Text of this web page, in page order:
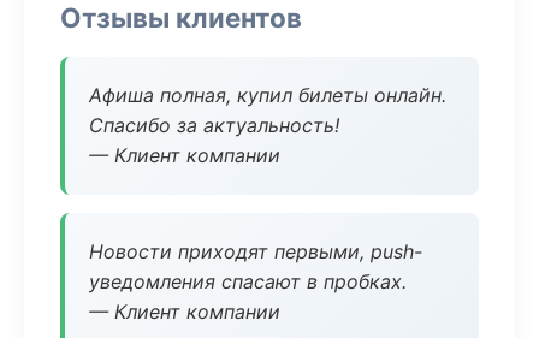
Отзывы клиентов
Афиша полная, купил билеты онлайн.
Спасибо за актуальность!
— Клиент компании
Новости приходят первыми, push-
уведомления спасают в пробках.
— Клиент компании